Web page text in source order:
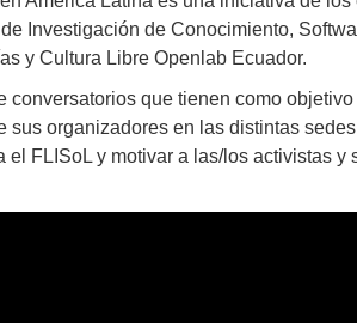
Investigación de Conocimiento,
y Cultura Libre Openlab Ecuador.
conversatorios que tienen como
sus organizadores en las distintas
el FLISoL y motivar a las/los activistas